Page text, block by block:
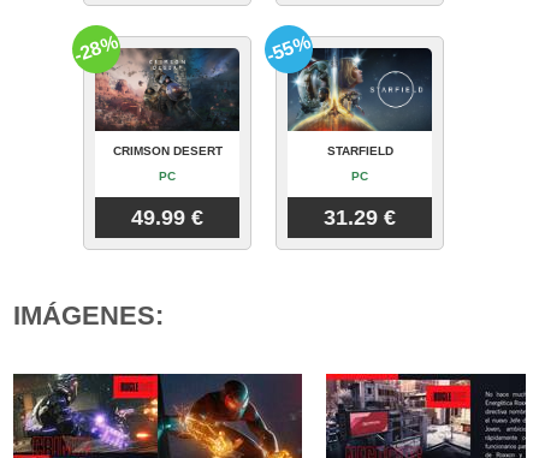
CRIMSON DESERT
PC
49.99 €
-28%
STARFIELD
PC
31.29 €
-55%
IMÁGENES: